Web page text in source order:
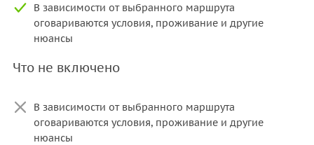
В зависимости от выбранного маршрута
оговариваются условия, проживание и другие
нюансы
Что не включено
В зависимости от выбранного маршрута
оговариваются условия, проживание и другие
нюансы